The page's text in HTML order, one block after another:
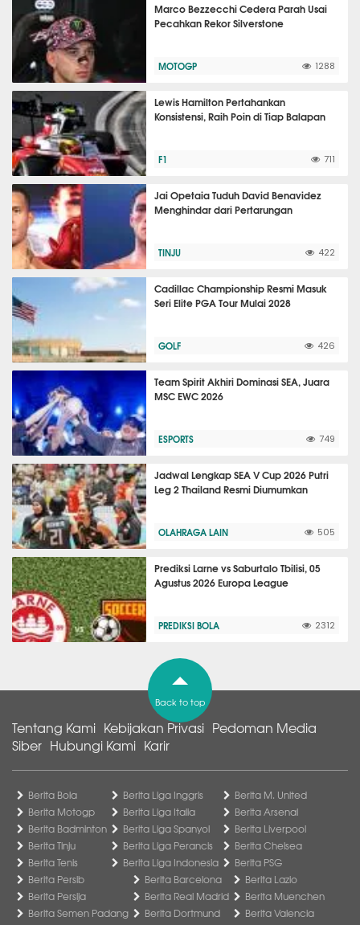
Marco Bezzecchi Cedera Parah Usai
Pecahkan Rekor Silverstone
MOTOGP 1288
Lewis Hamilton Pertahankan
Konsistensi, Raih Poin di Tiap Balapan
F1 711
Jai Opetaia Tuduh David Benavidez
Menghindar dari Pertarungan
TINJU 422
Cadillac Championship Resmi Masuk
Seri Elite PGA Tour Mulai 2028
GOLF 426
Team Spirit Akhiri Dominasi SEA, Juara
MSC EWC 2026
ESPORTS 749
Jadwal Lengkap SEA V Cup 2026 Putri
Leg 2 Thailand Resmi Diumumkan
OLAHRAGA LAIN 505
Prediksi Larne vs Saburtalo Tbilisi, 05
Agustus 2026 Europa League
PREDIKSI BOLA 2312
Back to top
Tentang Kami Kebijakan Privasi Pedoman Media
Siber Hubungi Kami Karir
Berita Bola
Berita Motogp
Berita Badminton
Berita Tinju
Berita Tenis
Berita Liga Inggris
Berita Liga Italia
Berita Liga Spanyol
Berita Liga Perancis
Berita Liga Indonesia
Berita M. United
Berita Arsenal
Berita Liverpool
Berita Chelsea
Berita PSG
Berita Persib
Berita Persija
Berita Semen Padang
Berita Barcelona
Berita Real Madrid
Berita Dortmund
Berita Lazio
Berita Muenchen
Berita Valencia